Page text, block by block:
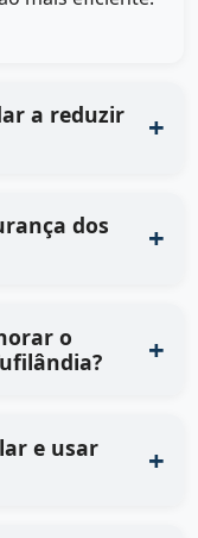
a reduzir
dos
o
e usar